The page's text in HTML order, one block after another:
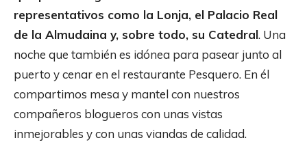
representativos como la Lonja, el Palacio Real
de la Almudaina y, sobre todo, su Catedral. Una
noche que también es idónea para pasear junto al
puerto y cenar en el restaurante Pesquero. En él
compartimos mesa y mantel con nuestros
compañeros blogueros con unas vistas
inmejorables y con unas viandas de calidad.